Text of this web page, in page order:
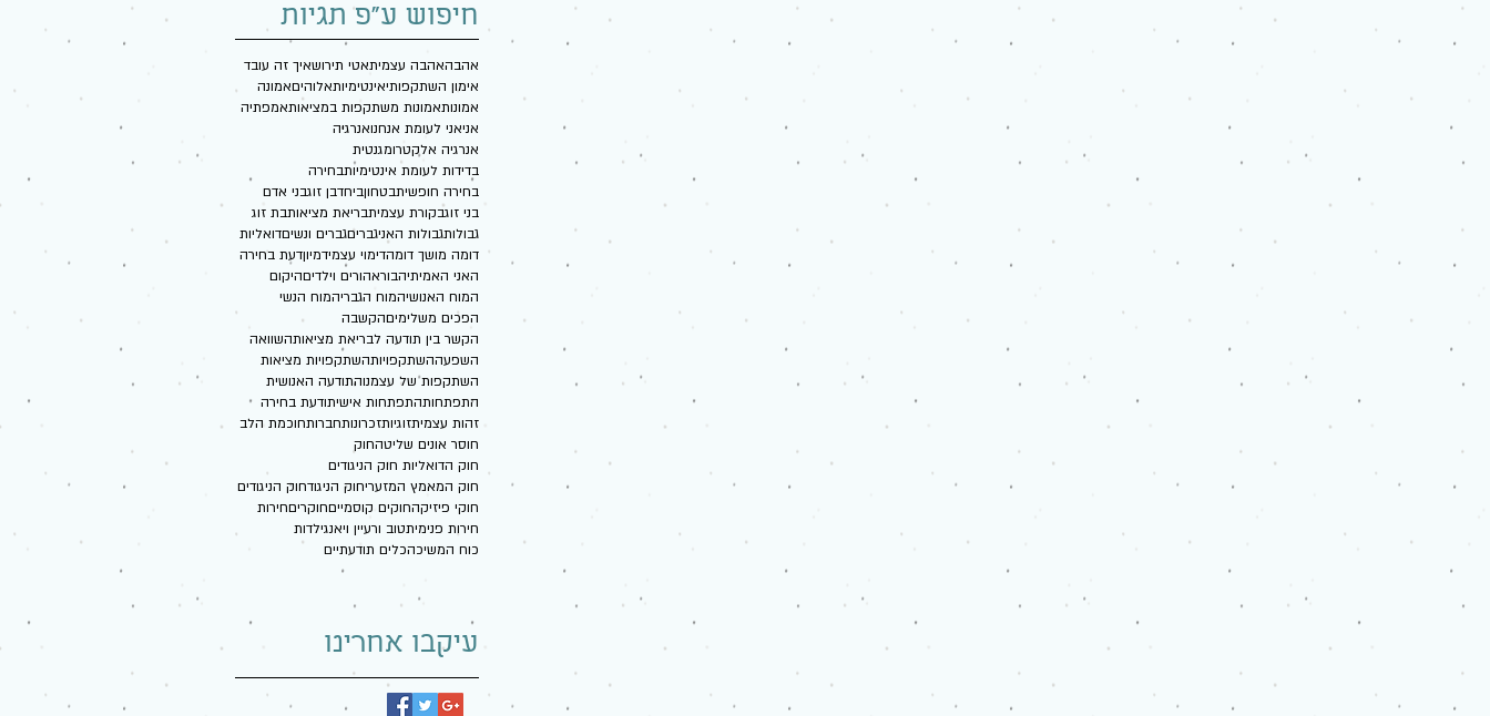
חיפוש ע"פ תגיות
אהבהאהבה עצמיתאטי תירושאיך זה עובד
אימון השתקפותיאינטימיותאלוהיםאמונה
אמונותאמונות משתקפות במציאותאמפתיה
אניאני לעומת אנחנואנרגיה
אנרגיה אלקטרומגנטית
בדידות לעומת אינטימיותבחירה
בחירה חופשיתבטחוןביחדבן זוגבני אדם
בני זוגבקורת עצמיתבריאת מציאותבת זוג
גבולותגבולות האניגבריםגברים ונשיםדואליות
דומה מושך דומהדימוי עצמידמיוןדעת בחירה
האני האמיתיהבוראהורים וילדיםהיקום
המוח האנושיהמוח הגבריהמוח הנשי
הפכים משלימיםהקשבה
הקשר בין תודעה לבריאת מציאותהשוואה
השפעההשתקפויותהשתקפויות מציאות
השתקפות של עצמנוהתודעה האנושית
התפתחותהתפתחות אישיתודעת בחירה
זהות עצמיתזוגיותזכרונותחברותחוכמת הלב
חוסר אונים שליטהחוק
חוק הדואליות חוק הניגודים
חוק המאמץ המזעריחוק הניגודחוק הניגודים
חוקי פיזיקהחוקים קוסמייםחוקריםחירות
חירות פנימיתטוב ורעיין ויאנגילדות
כוח המשיכהכלים תודעתיים
עיקבו אחרינו